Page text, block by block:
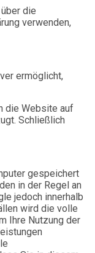
die
verwenden,
ermöglicht,
die Website auf
Schließlich
gespeichert
in der Regel an
jedoch innerhalb
wird die volle
Ihre Nutzung der